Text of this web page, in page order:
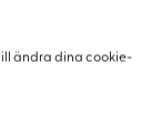
ändra dina cookie-